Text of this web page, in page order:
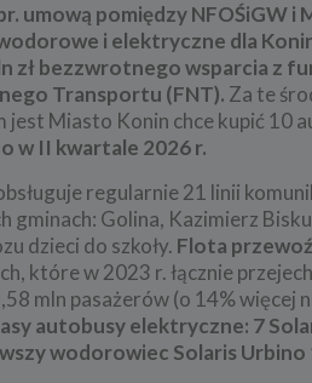
umową pomiędzy NFOŚiGW
i elektryczne dla
zł bezzwrotnego wsparcia z
Transportu (FNT). Za te
jest Miasto Konin chce kupić 10
w II kwartale 2026 r.
regularnie 21 linii
gminach: Golina, Kazimierz
dzieci do szkoły. Flota
które w 2023 r. łącznie
mln pasażerów (o 14% więcej
autobusy elektryczne: 7
wodorowiec Solaris